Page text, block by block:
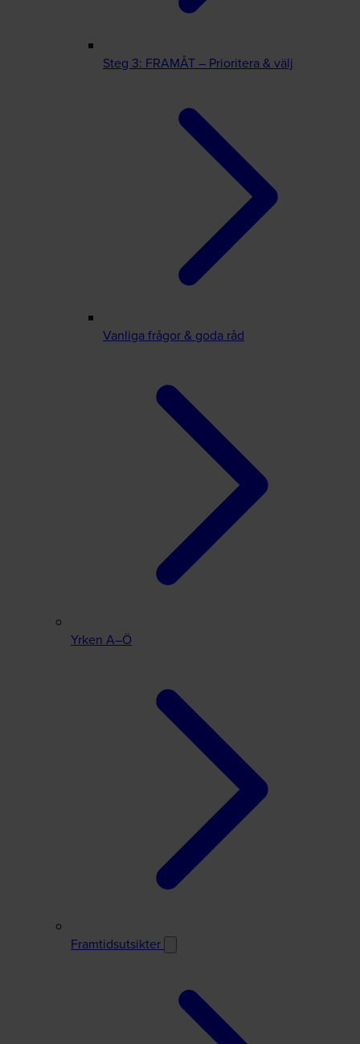
Steg 3: FRAMÅT – Prioritera & välj
Vanliga frågor & goda råd
Yrken A–Ö
Framtidsutsikter